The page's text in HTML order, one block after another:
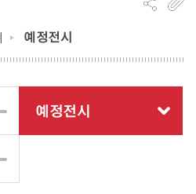
예정전시
예정전시